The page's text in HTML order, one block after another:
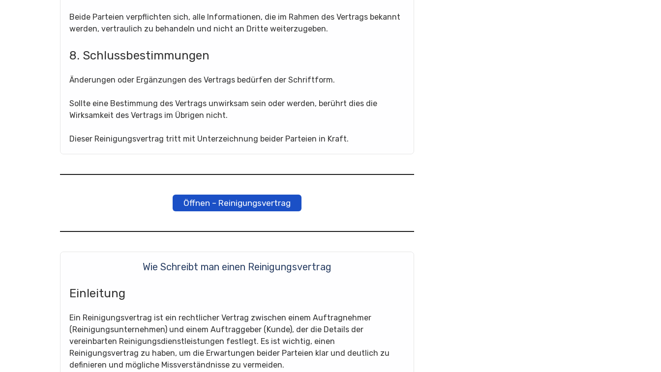
Beide Parteien verpflichten sich, alle Informationen, die im Rahmen des Vertrags bekannt
werden, vertraulich zu behandeln und nicht an Dritte weiterzugeben.
8. Schlussbestimmungen
Änderungen oder Ergänzungen des Vertrags bedürfen der Schriftform.
Sollte eine Bestimmung des Vertrags unwirksam sein oder werden, berührt dies die
Wirksamkeit des Vertrags im Übrigen nicht.
Dieser Reinigungsvertrag tritt mit Unterzeichnung beider Parteien in Kraft.
Öffnen – Reinigungsvertrag
Wie Schreibt man einen Reinigungsvertrag
Einleitung
Ein Reinigungsvertrag ist ein rechtlicher Vertrag zwischen einem Auftragnehmer
(Reinigungsunternehmen) und einem Auftraggeber (Kunde), der die Details der
vereinbarten Reinigungsdienstleistungen festlegt. Es ist wichtig, einen
Reinigungsvertrag zu haben, um die Erwartungen beider Parteien klar und deutlich zu
definieren und mögliche Missverständnisse zu vermeiden.